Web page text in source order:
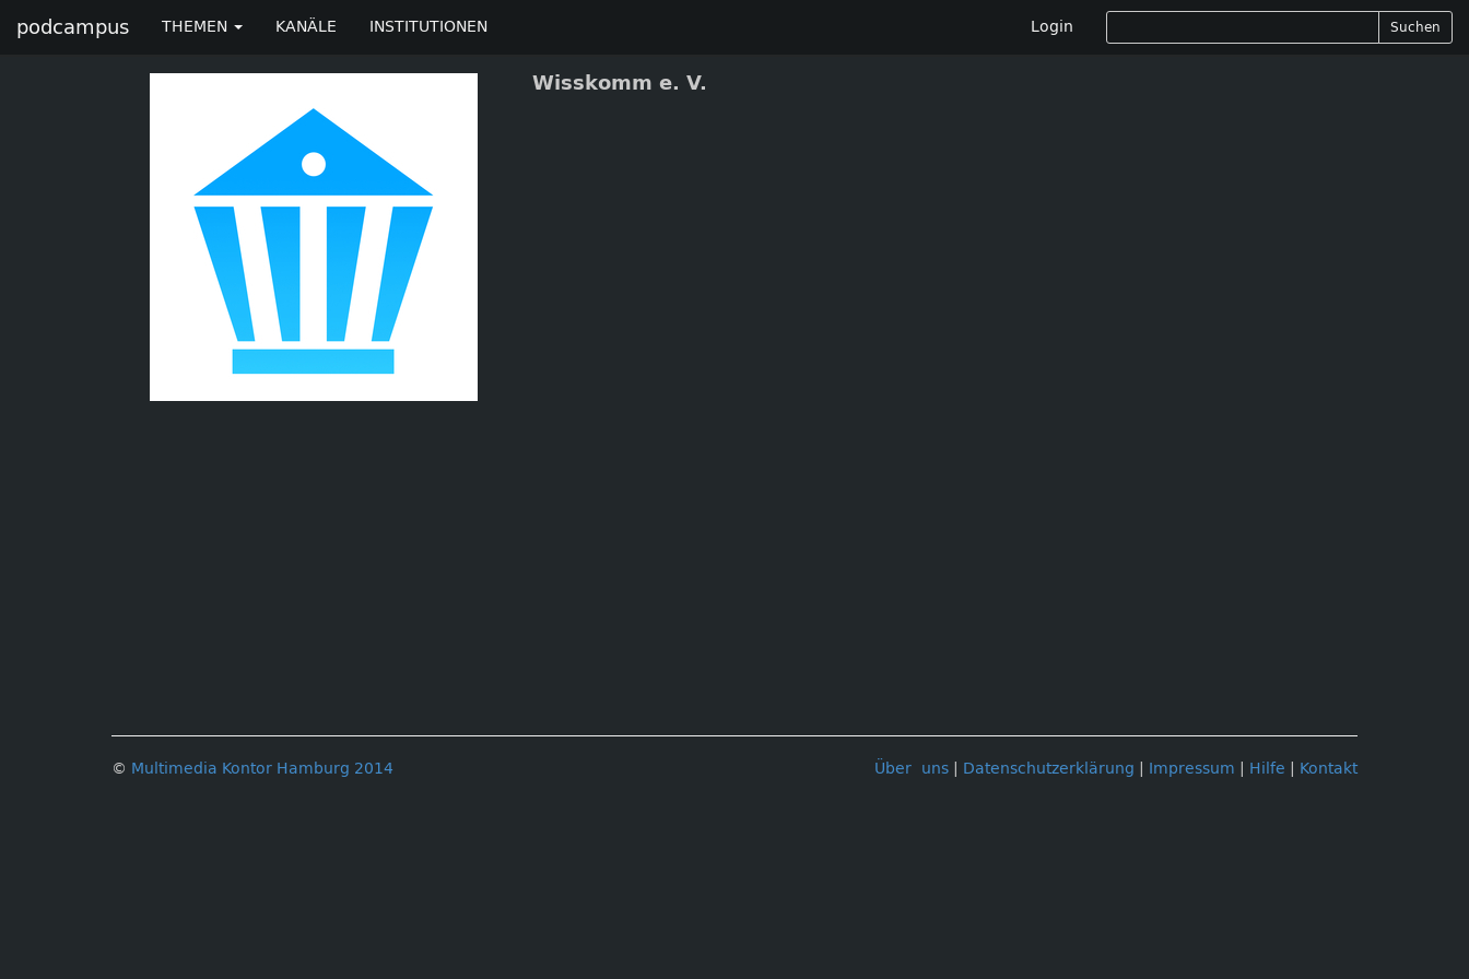
podcampus THEMEN KANÄLE INSTITUTIONEN Login Suchen
Wisskomm e. V.
Über uns Datenschutzerklärung Impressum Hilfe Kontakt
© Multimedia Kontor Hamburg 2014